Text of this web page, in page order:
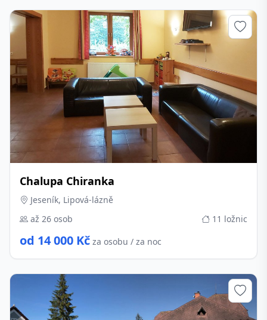
Chalupa Chiranka
Jeseník, Lipová-lázně
až 26 osob
11 ložnic
od 14 000 Kč za osobu / za noc